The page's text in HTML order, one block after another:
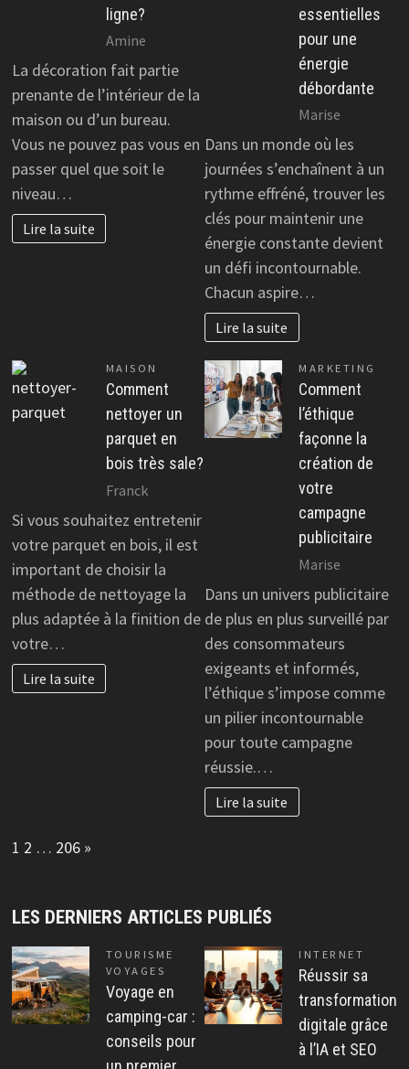
ligne?
Amine
La décoration fait partie
prenante de l’intérieur de la
maison ou d’un bureau.
Vous ne pouvez pas vous en
passer quel que soit le
niveau…
Lire la suite
essentielles
pour une
énergie
débordante
Marise
Dans un monde où les
journées s’enchaînent à un
rythme effréné, trouver les
clés pour maintenir une
énergie constante devient
un défi incontournable.
Chacun aspire…
Lire la suite
MAISON
Comment
nettoyer un
parquet en
bois très sale?
Franck
Si vous souhaitez entretenir
votre parquet en bois, il est
important de choisir la
méthode de nettoyage la
plus adaptée à la finition de
votre…
Lire la suite
MARKETING
Comment
l’éthique
façonne la
création de
votre
campagne
publicitaire
Marise
Dans un univers publicitaire
de plus en plus surveillé par
des consommateurs
exigeants et informés,
l’éthique s’impose comme
un pilier incontournable
pour toute campagne
réussie.…
Lire la suite
Page:
1 2 … 206 Next
»
LES DERNIERS ARTICLES PUBLIÉS
TOURISME
VOYAGES
Voyage en
camping-car :
conseils pour
INTERNET
Réussir sa
transformation
digitale grâce
à l’IA et SEO